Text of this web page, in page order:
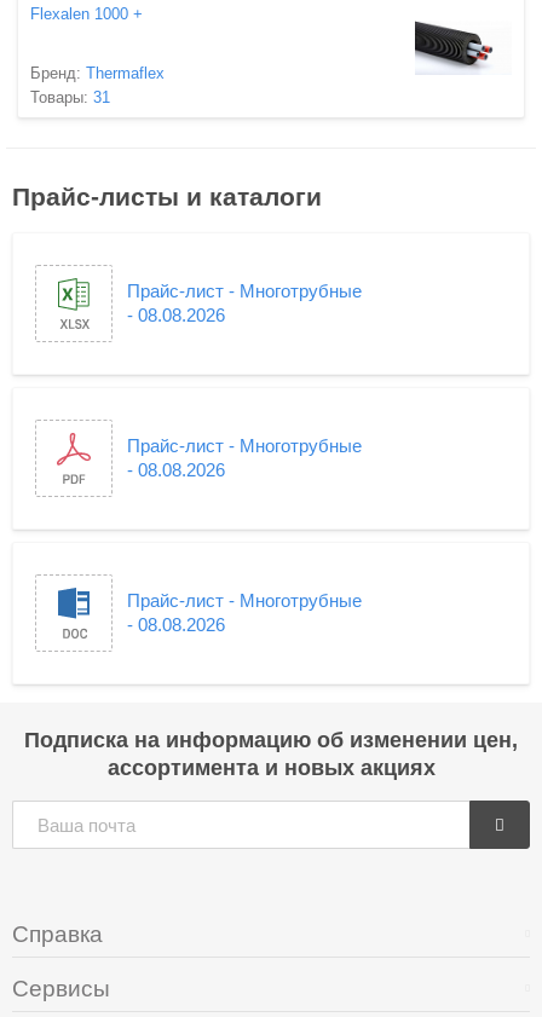
Flexalen 1000 +
Бренд: Thermaflex
Товары: 31
Прайс-листы и каталоги
Прайс-лист - Многотрубные
- 08.08.2026
Прайс-лист - Многотрубные
- 08.08.2026
Прайс-лист - Многотрубные
- 08.08.2026
Подписка на информацию об изменении цен,
ассортимента и новых акциях
Справка
Сервисы